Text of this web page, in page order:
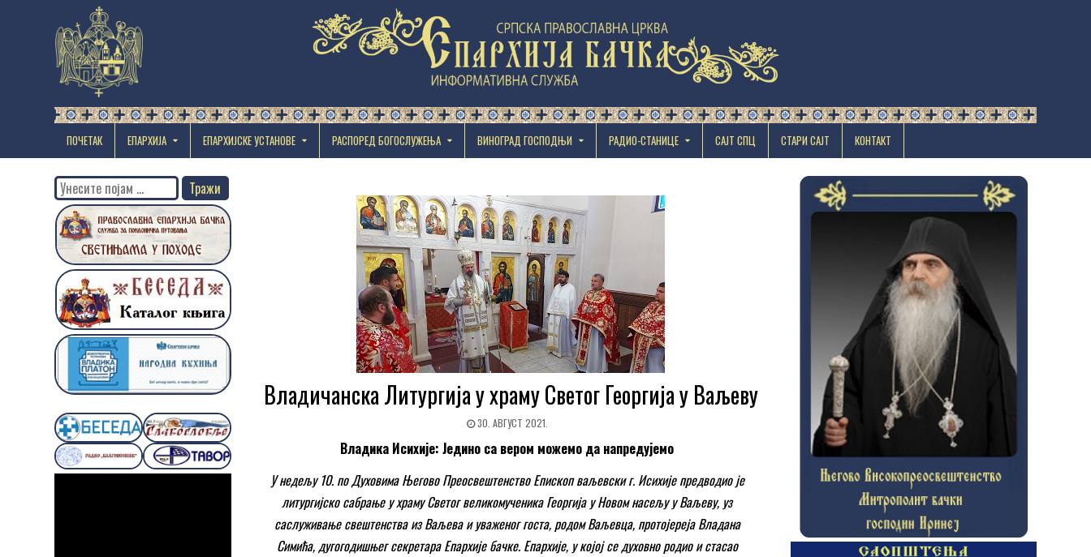
ПОЧЕТАК ЕПАРХИЈА EПАРХИЈСКЕ УСТАНОВЕ РАСПОРЕД БОГОСЛУЖЕЊА ВИНОГРАД ГОСПОДЊИ РАДИО-СТАНИЦЕ САЈТ СПЦ СТАРИ САЈТ КОНТАКТ
Владичанска Литургија у храму Светог Георгија у Ваљеву
30. АВГУСТ 2021.
Владика Исихије: Једино са вером можемо да напредујемо
У недељу 10. по Духовима Његово Преосвештенство Епископ ваљевски г. Исихије предводио је
литургијско сабрање у храму Светог великомученика Георгија у Новом насељу у Ваљеву, уз
саслуживање свештенства из Ваљева и уваженог госта, родом Ваљевца, протојереја Владана
Симића, дугогодишњег секретара Епархије бачке. Епархије, у којој се духовно родио и стасао
Search
for: